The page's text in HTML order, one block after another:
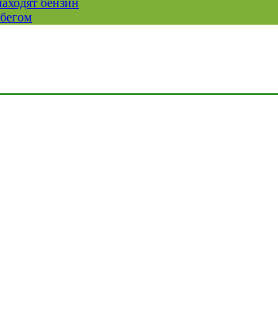
бензин